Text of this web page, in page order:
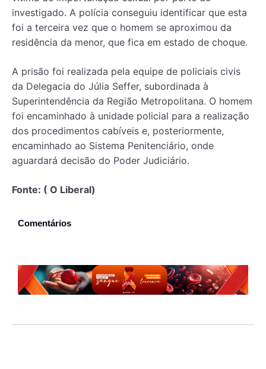
investigado. A polícia conseguiu identificar que esta
foi a terceira vez que o homem se aproximou da
residência da menor, que fica em estado de choque.
A prisão foi realizada pela equipe de policiais civis
da Delegacia do Júlia Seffer, subordinada à
Superintendência da Região Metropolitana. O homem
foi encaminhado à unidade policial para a realização
dos procedimentos cabíveis e, posteriormente,
encaminhado ao Sistema Penitenciário, onde
aguardará decisão do Poder Judiciário.
Fonte: ( O Liberal)
Comentários